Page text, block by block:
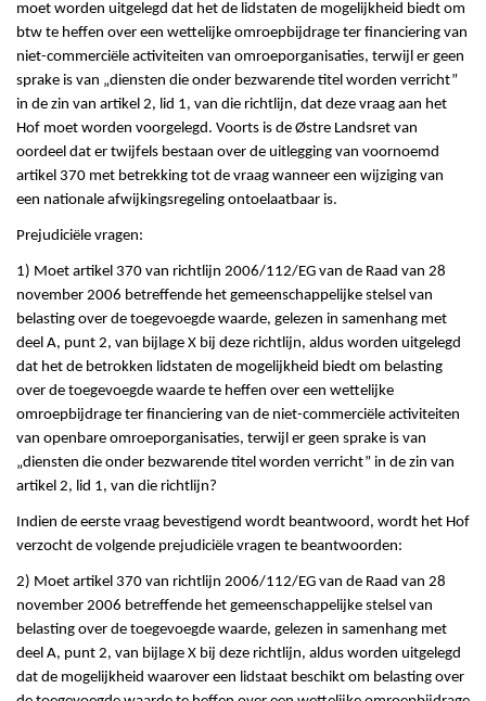
moet worden uitgelegd dat het de lidstaten de mogelijkheid biedt om
btw te heffen over een wettelijke omroepbijdrage ter financiering van
niet-commerciële activiteiten van omroeporganisaties, terwijl er geen
sprake is van „diensten die onder bezwarende titel worden verricht”
in de zin van artikel 2, lid 1, van die richtlijn, dat deze vraag aan het
Hof moet worden voorgelegd. Voorts is de Østre Landsret van
oordeel dat er twijfels bestaan over de uitlegging van voornoemd
artikel 370 met betrekking tot de vraag wanneer een wijziging van
een nationale afwijkingsregeling ontoelaatbaar is.
Prejudiciële vragen:
1) Moet artikel 370 van richtlijn 2006/112/EG van de Raad van 28
november 2006 betreffende het gemeenschappelijke stelsel van
belasting over de toegevoegde waarde, gelezen in samenhang met
deel A, punt 2, van bijlage X bij deze richtlijn, aldus worden uitgelegd
dat het de betrokken lidstaten de mogelijkheid biedt om belasting
over de toegevoegde waarde te heffen over een wettelijke
omroepbijdrage ter financiering van de niet-commerciële activiteiten
van openbare omroeporganisaties, terwijl er geen sprake is van
„diensten die onder bezwarende titel worden verricht” in de zin van
artikel 2, lid 1, van die richtlijn?
Indien de eerste vraag bevestigend wordt beantwoord, wordt het Hof
verzocht de volgende prejudiciële vragen te beantwoorden:
2) Moet artikel 370 van richtlijn 2006/112/EG van de Raad van 28
november 2006 betreffende het gemeenschappelijke stelsel van
belasting over de toegevoegde waarde, gelezen in samenhang met
deel A, punt 2, van bijlage X bij deze richtlijn, aldus worden uitgelegd
dat de mogelijkheid waarover een lidstaat beschikt om belasting over